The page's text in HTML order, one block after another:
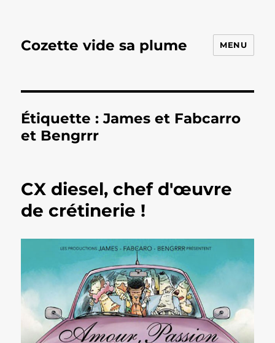
Cozette vide sa plume MENU
Étiquette :James et Fabcarro
et Bengrrr
CX diesel, chef d'œuvre
de crétinerie !